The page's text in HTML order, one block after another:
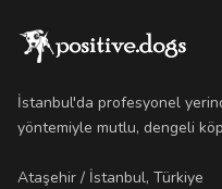
İstanbul'da profesyonel
yöntemiyle mutlu, dengeli
Ataşehir / İstanbul, Türkiye